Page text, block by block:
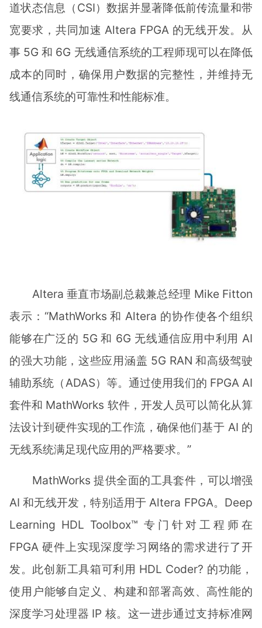
道状态信息（CSI）数据并显著降低前传流量和带
宽要求，共同加速 Altera FPGA 的无线开发。从
事 5G 和 6G 无线通信系统的工程师现可以在降低
成本的同时，确保用户数据的完整性，并维持无
线通信系统的可靠性和性能标准。
Altera 垂直市场副总裁兼总经理 Mike Fitton
表示：“MathWorks 和 Altera 的协作使各个组织
能够在广泛的 5G 和 6G 无线通信应用中利用 AI
的强大功能，这些应用涵盖 5G RAN 和高级驾驶
辅助系统（ADAS）等。通过使用我们的 FPGA AI
套件和 MathWorks 软件，开发人员可以简化从算
法设计到硬件实现的工作流，确保他们基于 AI 的
无线系统满足现代应用的严格要求。”
MathWorks 提供全面的工具套件，可以增强
AI 和无线开发，特别适用于 Altera FPGA。Deep
Learning HDL Toolbox™ 专门针对工程师在
FPGA 硬件上实现深度学习网络的需求进行了开
发。此创新工具箱可利用 HDL Coder? 的功能，
使用户能够自定义、构建和部署高效、高性能的
深度学习处理器 IP 核。这一进步通过支持标准网